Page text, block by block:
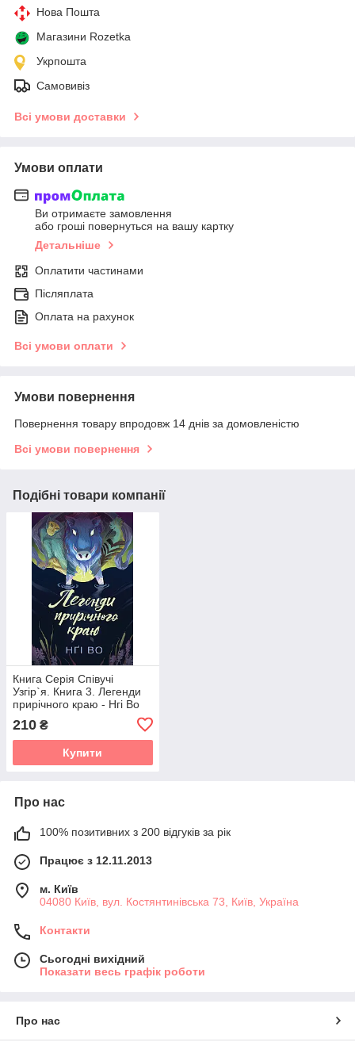
Нова Пошта
Магазини Rozetka
Укрпошта
Самовивіз
Всі умови доставки
Умови оплати
Ви отримаєте замовлення
або гроші повернуться на вашу картку
Детальніше
Оплатити частинами
Післяплата
Оплата на рахунок
Всі умови оплати
Умови повернення
Повернення товару впродовж 14 днів за домовленістю
Всі умови повернення
Подібні товари компанії
Книга Серія Співучі
Узгір`я. Книга 3. Легенди
прирічного краю - Нгі Во
210 ₴
Купити
Про нас
100% позитивних з 200 відгуків за рік
Працює з 12.11.2013
м. Київ
04080 Київ, вул. Костянтинівська 73, Київ, Україна
Контакти
Сьогодні вихідний
Показати весь графік роботи
Про нас